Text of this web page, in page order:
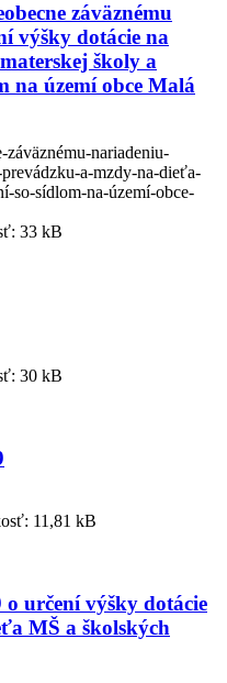
záväznému
výšky dotácie na
školy a
na území obce Malá
nariadeniu-
a-mzdy-na-dieťa-
so-sídlom-na-území-obce-
33 kB
30 kB
11,81 kB
určení výšky dotácie
MŠ a školských